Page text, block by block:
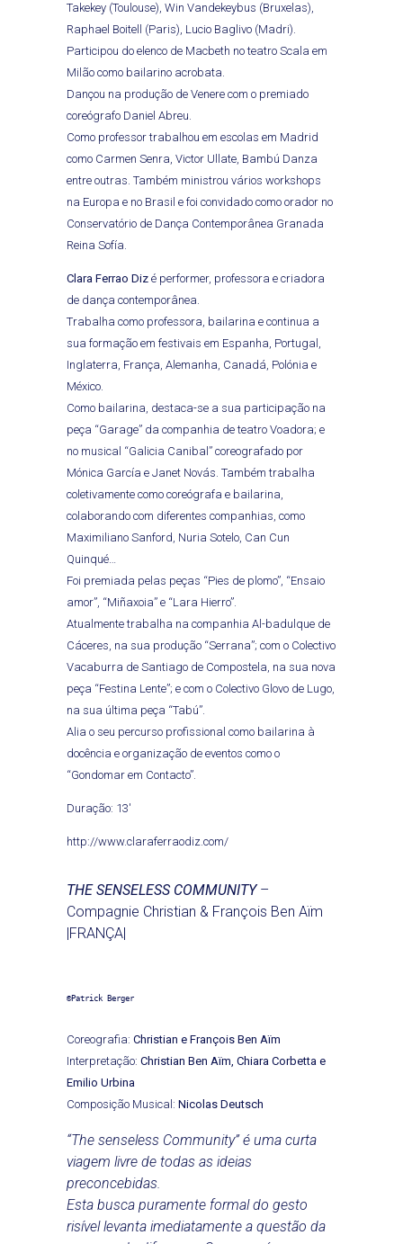
Takekey (Toulouse), Win Vandekeybus (Bruxelas),
Raphael Boitell (Paris), Lucio Baglivo (Madri).
Participou do elenco de Macbeth no teatro Scala em
Milão como bailarino acrobata.
Dançou na produção de Venere com o premiado
coreógrafo Daniel Abreu.
Como professor trabalhou em escolas em Madrid
como Carmen Senra, Victor Ullate, Bambú Danza
entre outras. Também ministrou vários workshops
na Europa e no Brasil e foi convidado como orador no
Conservatório de Dança Contemporânea Granada
Reina Sofía.
Clara Ferrao Diz é performer, professora e criadora
de dança contemporânea.
Trabalha como professora, bailarina e continua a
sua formação em festivais em Espanha, Portugal,
Inglaterra, França, Alemanha, Canadá, Polónia e
México.
Como bailarina, destaca-se a sua participação na
peça “Garage” da companhia de teatro Voadora; e
no musical “Galicia Canibal” coreografado por
Mónica García e Janet Novás. Também trabalha
coletivamente como coreógrafa e bailarina,
colaborando com diferentes companhias, como
Maximiliano Sanford, Nuria Sotelo, Can Cun
Quinqué…
Foi premiada pelas peças “Pies de plomo”, “Ensaio
amor”, “Miñaxoia” e “Lara Hierro”.
Atualmente trabalha na companhia Al-badulque de
Cáceres, na sua produção “Serrana”; com o Colectivo
Vacaburra de Santiago de Compostela, na sua nova
peça “Festina Lente”; e com o Colectivo Glovo de Lugo,
na sua última peça “Tabú”.
Alia o seu percurso profissional como bailarina à
docência e organização de eventos como o
“Gondomar em Contacto”.
Duração: 13′
http://www.claraferraodiz.com/
THE SENSELESS COMMUNITY–
Compagnie Christian & François Ben Aïm
|FRANÇA|
©Patrick Berger
Coreografia: Christian e François Ben Aïm
Interpretação: Christian Ben Aïm, Chiara Corbetta e
Emilio Urbina
Composição Musical: Nicolas Deutsch
“The senseless Community” é uma curta
viagem livre de todas as ideias
preconcebidas.
Esta busca puramente formal do gesto
risível levanta imediatamente a questão da